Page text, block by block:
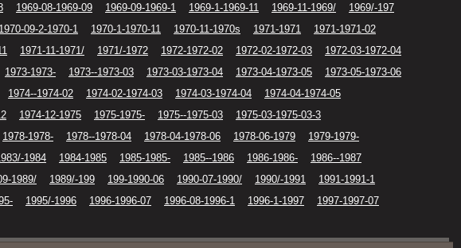
1969-08-1969-09 1969-09-1969-1 1969-1-1969-11 1969-11-1969/
1969/-197
1970-09-2-1970-1 1970-1-1970-11 1970-11-1970s 1971-1971
1971-1971-02
1971-11-1971/ 1971/-1972 1972-1972-02 1972-02-1972-03
1972-03-1972-04
1973-1973- 1973--1973-03 1973-03-1973-04 1973-04-1973-05
1973-05-1973-06
1974--1974-02 1974-02-1974-03 1974-03-1974-04
1974-04-1974-05
1974-12-1975 1975-1975- 1975--1975-03
1975-03-1975-03-3
1978-1978- 1978--1978-04 1978-04-1978-06 1978-06-1979
1979-1979-
1984 1984-1985 1985-1985- 1985--1986 1986-1986-
1986--1987
1989/ 1989/-199 199-1990-06 1990-07-1990/ 1990/-1991
1991-1991-1
1995/-1996 1996-1996-07 1996-08-1996-1 1996-1-1997
1997-1997-07